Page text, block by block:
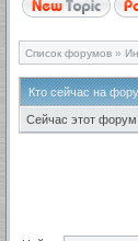
Список форумов »
Кто сейчас на
Сейчас этот форум